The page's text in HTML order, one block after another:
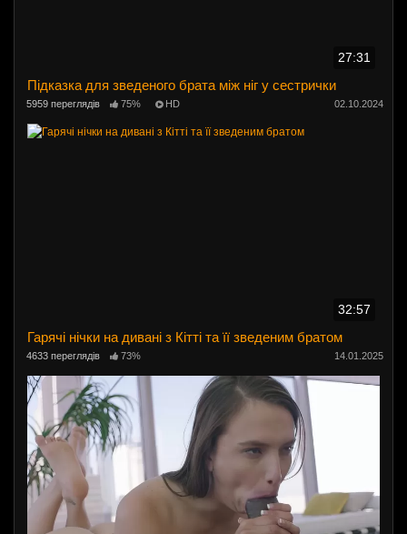
27:31
Підказка для зведеного брата між ніг у сестрички
5959 переглядів 75% HD 02.10.2024
32:57
Гарячі нічки на дивані з Кітті та її зведеним братом
4633 переглядів 73% 14.01.2025